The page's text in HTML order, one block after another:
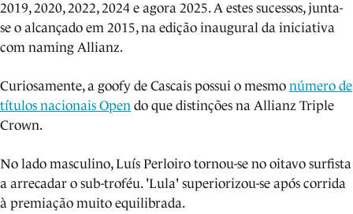
2019, 2020, 2022, 2024 e agora 2025. A estes sucessos, junta-
se o alcançado em 2015, na edição inaugural da iniciativa
com naming Allianz.
Curiosamente, a goofy de Cascais possui o mesmo número de
títulos nacionais Open do que distinções na Allianz Triple
Crown.
No lado masculino, Luís Perloiro tornou-se no oitavo surfista
a arrecadar o sub-troféu. 'Lula' superiorizou-se após corrida
à premiação muito equilibrada.